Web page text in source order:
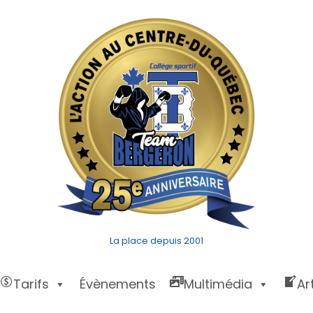
La place depuis 2001
Tarifs Évènements Multimédia